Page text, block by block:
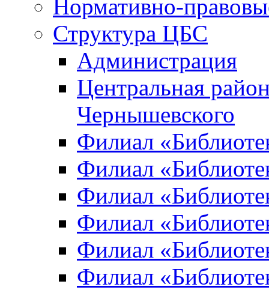
Нормативно-
Структура ЦБС
Администрация
Центральная
Чернышевского
Филиал
Филиал
Филиал
Филиал
Филиал
Филиал